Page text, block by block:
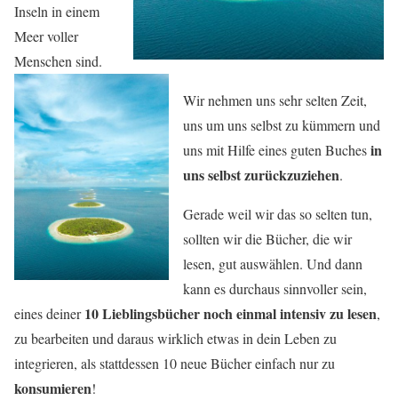
Inseln in einem
Meer voller
Menschen sind.
Wir nehmen uns sehr selten Zeit,
uns um uns selbst zu kümmern und
uns mit Hilfe eines guten Buchesin
uns selbst zurückzuziehen.
Gerade weil wir das so selten tun,
sollten wir die Bücher, die wir
lesen, gut auswählen. Und dann
kann es durchaus sinnvoller sein,
eines deiner10 Lieblingsbücher noch einmal intensiv zu lesen,
zu bearbeiten und daraus wirklich etwas in dein Leben zu
integrieren, als stattdessen 10 neue Bücher einfach nur zu
konsumieren!